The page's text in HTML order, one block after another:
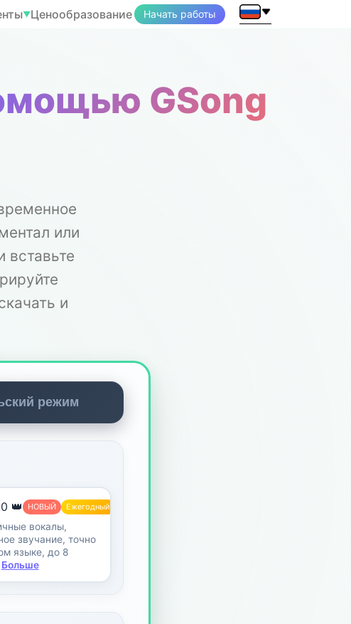
▼Ценообразование Начать работы
GSong
или
вставьте
и
режим
👑 НОВЫЙ Ежегодный
вокалы,
звучание, точно
языке, до 8
Больше